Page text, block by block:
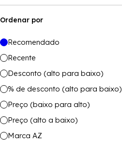
Ordenar por
Recomendado
Recente
Desconto (alto para baixo)
% de desconto (alto para baixo)
Preço (baixo para alto)
Preço (alto a baixo)
Marca AZ